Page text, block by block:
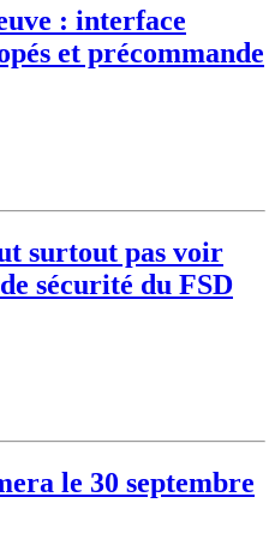
: interface
et précommande
surtout pas voir
sécurité du FSD
le 30 septembre